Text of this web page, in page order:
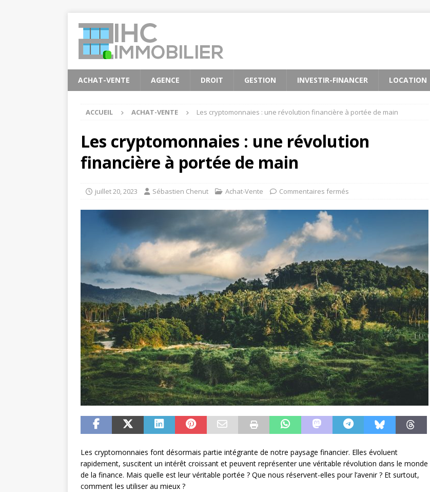
ACHAT-VENTE AGENCE DROIT GESTION INVESTIR-FINANCER LOCATION
ACCUEIL ACHAT-VENTE Les cryptomonnaies : une révolution financière à portée de main
Les cryptomonnaies : une révolution
financière à portée de main
juillet 20, 2023 Sébastien Chenut Achat-Vente Commentaires fermés
Les cryptomonnaies font désormais partie intégrante de notre paysage financier. Elles évoluent
rapidement, suscitent un intérêt croissant et peuvent représenter une véritable révolution dans le monde
de la finance. Mais quelle est leur véritable portée ? Que nous réservent-elles pour l’avenir ? Et surtout,
comment les utiliser au mieux ?